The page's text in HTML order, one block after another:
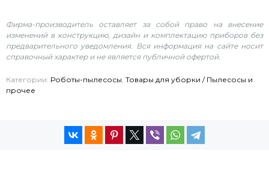
Фирма-производитель оставляет за собой право на внесение
изменений в конструкцию, дизайн и комплектацию приборов без
предварительного уведомления. Вся информация на сайте носит
справочный характер и не является публичной офертой.
Категории: Роботы-пылесосы, Товары для уборки / Пылесосы и
прочее